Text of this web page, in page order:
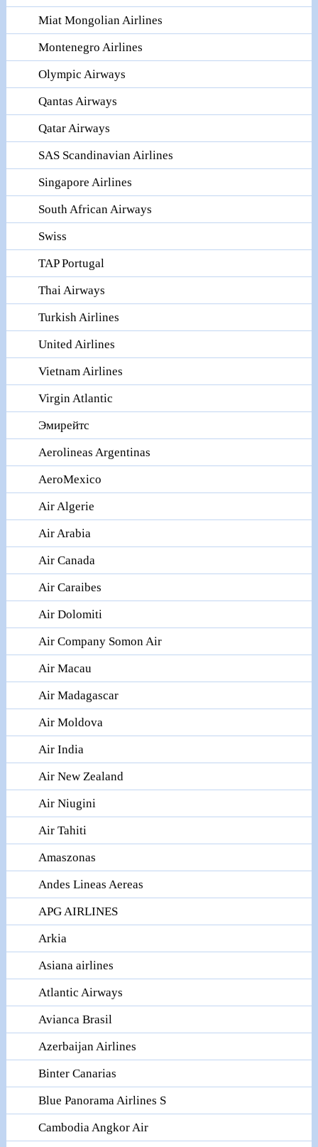
Miat Mongolian Airlines
Montenegro Airlines
Olympic Airways
Qantas Airways
Qatar Airways
SAS Scandinavian Airlines
Singapore Airlines
South African Airways
Swiss
TAP Portugal
Thai Airways
Turkish Airlines
United Airlines
Vietnam Airlines
Virgin Atlantic
Эмирейтс
Aerolineas Argentinas
AeroMexico
Air Algerie
Air Arabia
Air Canada
Air Caraibes
Air Dolomiti
Air Company Somon Air
Air Macau
Air Madagascar
Air Moldova
Air India
Air New Zealand
Air Niugini
Air Tahiti
Amaszonas
Andes Lineas Aereas
APG AIRLINES
Arkia
Asiana airlines
Atlantic Airways
Avianca Brasil
Azerbaijan Airlines
Binter Canarias
Blue Panorama Airlines S
Cambodia Angkor Air